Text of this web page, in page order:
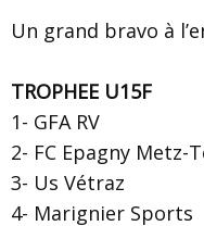
Un grand bravo à
TROPHEE U15F
1- GFA RV
2- FC Epagny Metz-
3- Us Vétraz
4- Marignier Sports